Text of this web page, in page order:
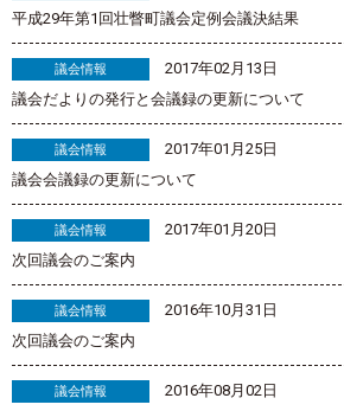
平成29年第1回壮瞥町議会定例会議決結果
議会情報
2017年02月13日
議会だよりの発行と会議録の更新について
議会情報
2017年01月25日
議会会議録の更新について
議会情報
2017年01月20日
次回議会のご案内
議会情報
2016年10月31日
次回議会のご案内
議会情報
2016年08月02日